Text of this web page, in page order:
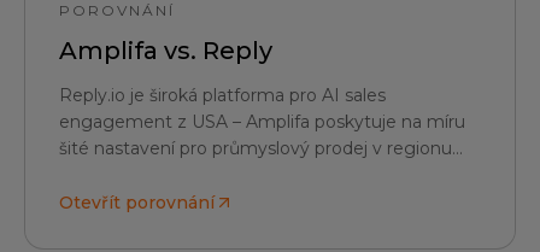
POROVNÁNÍ
Amplifa vs. Reply
Reply.io je široká platforma pro AI sales
engagement z USA – Amplifa poskytuje na míru
šité nastavení pro průmyslový prodej v regionu
a hostingem v EU.
Otevřít porovnání